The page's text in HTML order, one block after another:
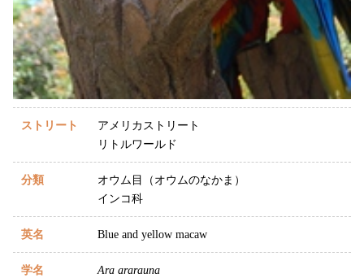
ストリート
アメリカストリート
リトルワールド
分類
オウム目（オウムのなかま）
インコ科
英名 Blue and yellow macaw
学名 Ara ararauna